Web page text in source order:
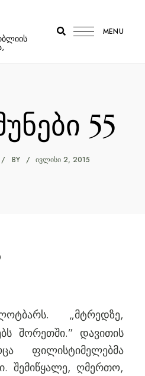
MENU
55
BY ᲘᲕᲚᲘᲡᲘ 2, 2015
„მტრედზე,
შორეთში.” დავითის
ფილისტიმელებმა
შემიწყალე, ღმერთო,